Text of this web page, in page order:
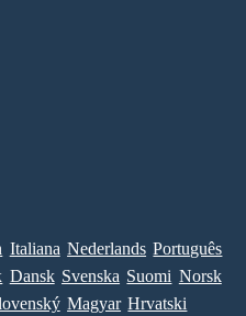
Italiana Nederlands Português
Dansk Svenska Suomi Norsk
Magyar Hrvatski